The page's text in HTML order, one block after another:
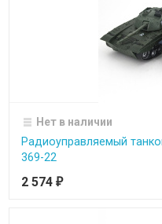
Нет в наличии
Радиоуправляемый
369-22
2 574 ₽